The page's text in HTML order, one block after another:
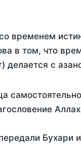
временем
в том, что
делается с
Бухари